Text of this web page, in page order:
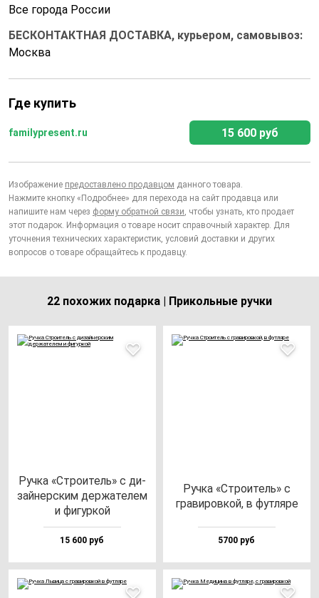
Все города России
БЕСКОНТАКТНАЯ ДОСТАВКА, курьером, самовывоз:
Москва
Где купить
familypresent.ru 15 600 руб
Изображение предоставлено продавцом данного товара.
Нажмите кнопку «Подробнее» для перехода на сайт продавца или
напишите нам через форму обратной связи, чтобы узнать, кто продает
этот подарок. Информация о товаре носит справочный характер. Для
уточнения технических характеристик, условий доставки и других
вопросов о товаре обращайтесь к продавцу.
22 похожих подарка | Прикольные ручки
Руч­ка «Стро­итель» с ди­
зай­нер­ским дер­жа­те­лем
и фи­гур­кой
15 600 руб
Руч­ка «Стро­итель» c
гра­ви­ров­кой, в фут­ля­ре
5700 руб